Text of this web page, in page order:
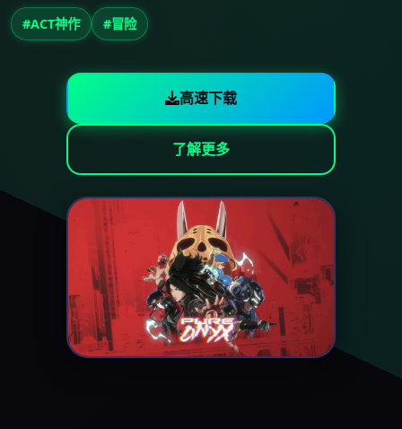
#ACT神作 #冒险
高速下载
了解更多